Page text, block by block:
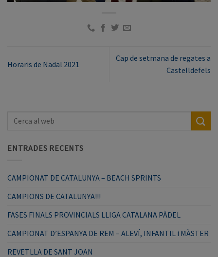
Horaris de Nadal 2021
Cap de setmana de regates a
Castelldefels
ENTRADES RECENTS
CAMPIONAT DE CATALUNYA – BEACH SPRINTS
CAMPIONS DE CATALUNYA!!!
FASES FINALS PROVINCIALS LLIGA CATALANA PÀDEL
CAMPIONAT D’ESPANYA DE REM – ALEVÍ, INFANTIL i MÀSTER
REVETLLA DE SANT JOAN